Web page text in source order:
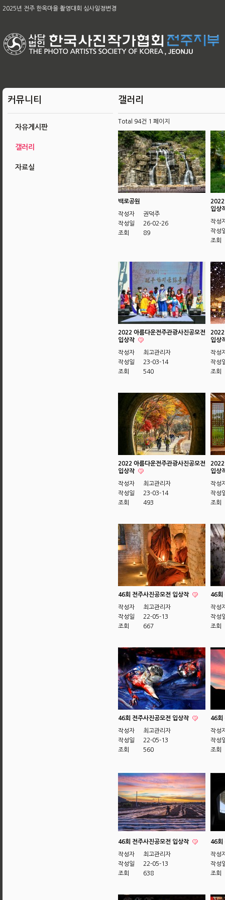
2025년 전주 한옥마을 촬영대회 심사일정변경
제58회 전북특별자치도 사진대전
제63회 전국회원작품 지상전 심사결과
[공지]2025 전주한옥마을촬영대회작품심사결과
커뮤니티
자유게시판
갤러리
자료실
갤러리
Total 94건 1 페이지
백로공원
작성자
권덕주
작성일
26-02-26
조회
89
2022
입상
작성
작성
조회
2022 아름다운전주관광사진공모전
입상작
작성자
최고관리자
작성일
23-03-14
조회
540
2022
입상
작성
작성
조회
2022 아름다운전주관광사진공모전
입상작
작성자
최고관리자
작성일
23-03-14
조회
493
2022
입상
작성
작성
조회
46회 전주사진공모전 입상작
작성자
최고관리자
작성일
22-05-13
조회
667
46회
작성
작성
조회
46회 전주사진공모전 입상작
작성자
최고관리자
작성일
22-05-13
조회
560
46회
작성
작성
조회
46회 전주사진공모전 입상작
작성자
최고관리자
작성일
22-05-13
조회
638
46회
작성
작성
조회